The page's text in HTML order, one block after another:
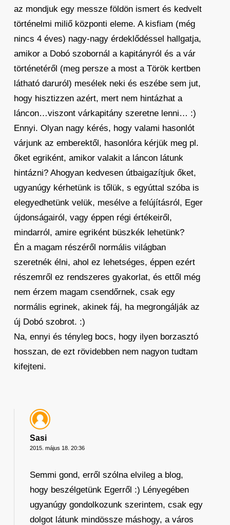
az mondjuk egy messze földön ismert és kedvelt
történelmi miliő központi eleme. A kisfiam (még
nincs 4 éves) nagy-nagy érdeklődéssel hallgatja,
amikor a Dobó szobornál a kapitányról és a vár
történetéről (meg persze a most a Török kertben
látható daruról) mesélek neki és eszébe sem jut,
hogy hisztizzen azért, mert nem hintázhat a
láncon…viszont várkapitány szeretne lenni… :)
Ennyi. Olyan nagy kérés, hogy valami hasonlót
várjunk az emberektől, hasonlóra kérjük meg pl.
őket egriként, amikor valakit a láncon látunk
hintázni? Ahogyan kedvesen útbaigazítjuk őket,
ugyanúgy kérhetünk is tőlük, s egyúttal szóba is
elegyedhetünk velük, mesélve a felújításról, Eger
újdonságairól, vagy éppen régi értékeiről,
mindarról, amire egriként büszkék lehetünk?
Én a magam részéről normális világban
szeretnék élni, ahol ez lehetséges, éppen ezért
részemről ez rendszeres gyakorlat, és ettől még
nem érzem magam csendőrnek, csak egy
normális egrinek, akinek fáj, ha megrongálják az
új Dobó szobrot. :)
Na, ennyi és tényleg bocs, hogy ilyen borzasztó
hosszan, de ezt rövidebben nem nagyon tudtam
kifejteni.
Sasi
2015. május 18. 20:36
Semmi gond, erről szólna elvileg a blog,
hogy beszélgetünk Egerről :) Lényegében
ugyanúgy gondolkozunk szerintem, csak egy
dolgot látunk mindössze máshogy, a város